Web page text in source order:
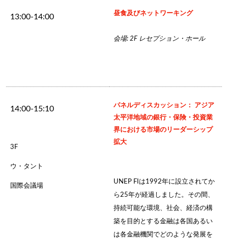
13:00-14:00 昼食及びネットワーキング
会場: 2F レセプション・ホール
14:00-15:10
3F
ウ・タント
国際会議場
パネルディスカッション： アジア
太平洋地域の銀行・保険・投資業
界における市場のリーダーシップ
拡大
UNEP FIは1992年に設立されてか
ら25年が経過しました。その間、
持続可能な環境、社会、経済の構
築を目的とする金融は各国あるい
は各金融機関でどのような発展を